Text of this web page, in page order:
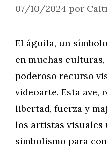
07/10/2024 por
El águila, un
en muchas
poderoso recurso
videoarte. Esta ave,
libertad, fuerza y
los artistas visuales
simbolismo para